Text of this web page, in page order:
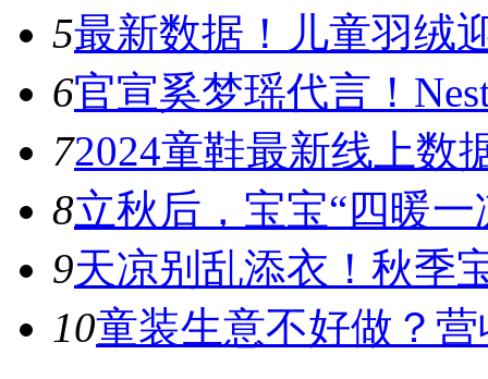
5最新数据！儿童羽绒
6官宣奚梦瑶代言！
7​2024童鞋最新线上数
8立秋后，宝宝“四暖
9天凉别乱添衣！秋季
10童装生意不好做？